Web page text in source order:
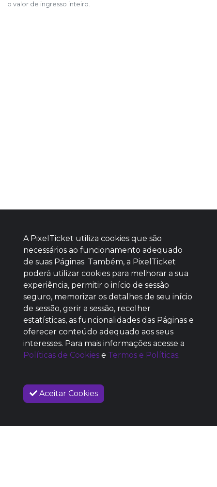
o valor de ingresso inteiro.
Baixe agora nosso app
SEM REPUTAÇÃO
DEFINIDA
A PixelTicket utiliza cookies que são
necessários ao funcionamento adequado
de suas Páginas. Também, a PixelTicket
poderá utilizar cookies para melhorar a sua
experiência, permitir o início de sessão
seguro, memorizar os detalhes de seu início
de sessão, gerir a sessão, recolher
estatísticas, as funcionalidades das Páginas e
oferecer conteúdo adequado aos seus
interesses. Para mais informações acesse a
Políticas de Cookies e Termos e Políticas.
Aceitar Cookies